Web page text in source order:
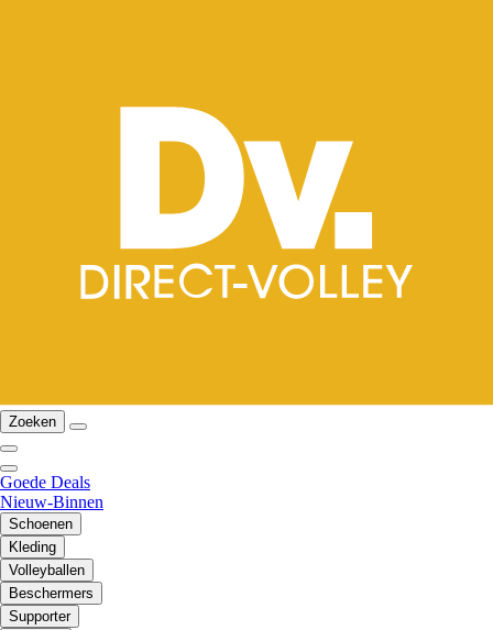
Zoeken
Goede Deals
Nieuw-Binnen
Schoenen
Kleding
Volleyballen
Beschermers
Supporter